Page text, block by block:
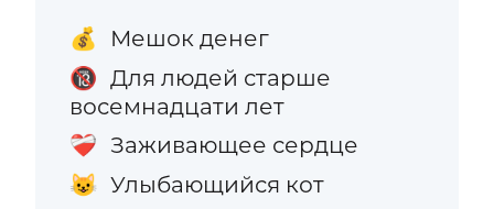
💰 Мешок денег
🔞 Для людей старше
восемнадцати лет
❤️‍🩹 Заживающее сердце
😺 Улыбающийся кот